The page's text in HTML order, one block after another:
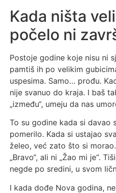
Kada ništa
počelo ni
Postoje godine koje nisu ni
pamtiš ih po velikim
uspesima. Samo… prođu.
nije svanuo do kraja. I baš
„između“, umeju da nas
To su godine kada si davao
pomerilo. Kada si ustajao
želeo, već zato što si
„Bravo“, ali ni „Žao mi je“.
negde po sredini, u svom
I kada dođe Nova godina,